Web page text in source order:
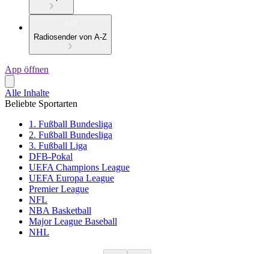
Radiosender von A-Z
App öffnen
Alle Inhalte
Beliebte Sportarten
1. Fußball Bundesliga
2. Fußball Bundesliga
3. Fußball Liga
DFB-Pokal
UEFA Champions League
UEFA Europa League
Premier League
NFL
NBA Basketball
Major League Baseball
NHL